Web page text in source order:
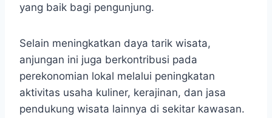
yang baik bagi pengunjung.
Selain meningkatkan daya tarik wisata,
anjungan ini juga berkontribusi pada
perekonomian lokal melalui peningkatan
aktivitas usaha kuliner, kerajinan, dan jasa
pendukung wisata lainnya di sekitar kawasan.